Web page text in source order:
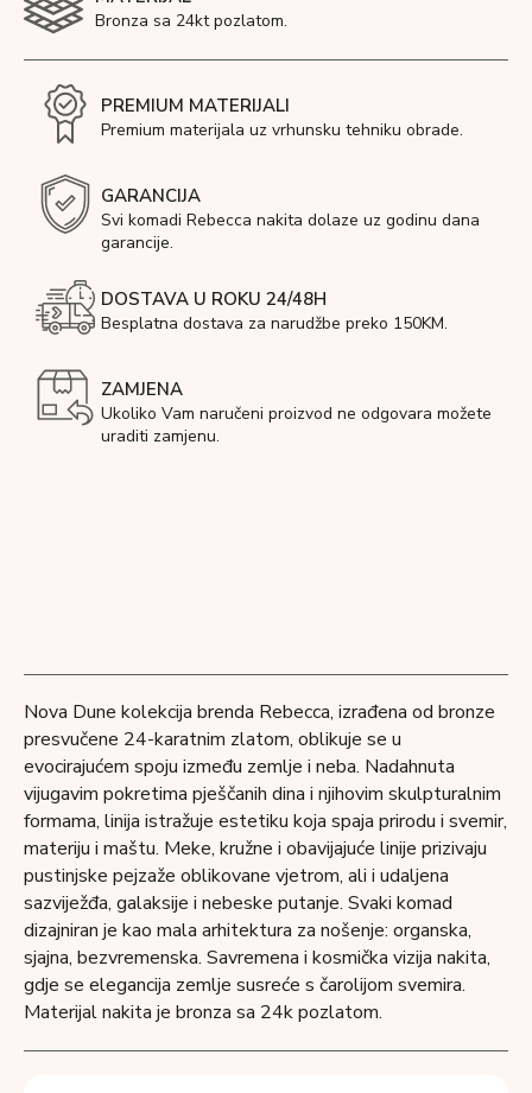
Bronza sa 24kt pozlatom.
PREMIUM MATERIJALI
Premium materijala uz vrhunsku tehniku obrade.
GARANCIJA
Svi komadi Rebecca nakita dolaze uz godinu dana
garancije.
DOSTAVA U ROKU 24/48H
Besplatna dostava za narudžbe preko 150KM.
ZAMJENA
Ukoliko Vam naručeni proizvod ne odgovara možete
uraditi zamjenu.
Nova Dune kolekcija brenda Rebecca, izrađena od bronze
presvučene 24-karatnim zlatom, oblikuje se u
evocirajućem spoju između zemlje i neba. Nadahnuta
vijugavim pokretima pješčanih dina i njihovim skulpturalnim
formama, linija istražuje estetiku koja spaja prirodu i svemir,
materiju i maštu. Meke, kružne i obavijajuće linije prizivaju
pustinjske pejzaže oblikovane vjetrom, ali i udaljena
sazviježđa, galaksije i nebeske putanje. Svaki komad
dizajniran je kao mala arhitektura za nošenje: organska,
sjajna, bezvremenska. Savremena i kosmička vizija nakita,
gdje se elegancija zemlje susreće s čarolijom svemira.
Materijal nakita je bronza sa 24k pozlatom.